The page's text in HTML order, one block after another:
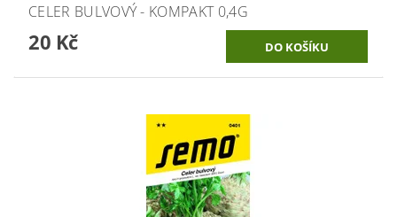
CELER BULVOVÝ - KOMPAKT 0,4G
20 Kč